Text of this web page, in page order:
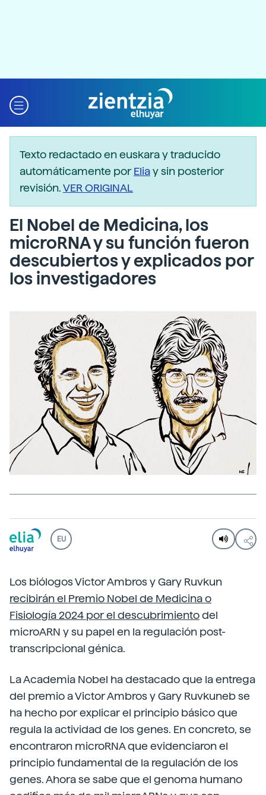
Texto redactado en euskara y traducido
automáticamente porEliay sin posterior
revisión.VER ORIGINAL
El Nobel de Medicina, los
microRNA y su función fueron
descubiertos y explicados por
los investigadores
EU
Los biólogos Victor Ambros y Gary Ruvkun
recibirán el Premio Nobel de Medicina o
Fisiología 2024 por el descubrimientodel
microARN y su papel en la regulación post-
transcripcional génica.
La Academia Nobel ha destacado que la entrega
del premio a Victor Ambros y Gary Ruvkuneb se
ha hecho por explicar el principio básico que
regula la actividad de los genes. En concreto, se
encontraron microRNA que evidenciaron el
principio fundamental de la regulación de los
genes. Ahora se sabe que el genoma humano